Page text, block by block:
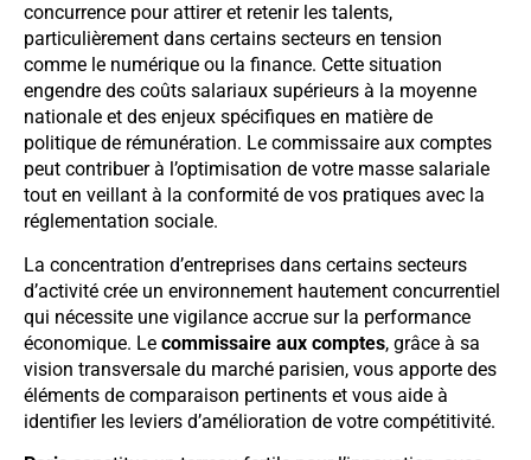
concurrence pour attirer et retenir les talents,
particulièrement dans certains secteurs en tension
comme le numérique ou la finance. Cette situation
engendre des coûts salariaux supérieurs à la moyenne
nationale et des enjeux spécifiques en matière de
politique de rémunération. Le commissaire aux comptes
peut contribuer à l’optimisation de votre masse salariale
tout en veillant à la conformité de vos pratiques avec la
réglementation sociale.
La concentration d’entreprises dans certains secteurs
d’activité crée un environnement hautement concurrentiel
qui nécessite une vigilance accrue sur la performance
économique. Le commissaire aux comptes, grâce à sa
vision transversale du marché parisien, vous apporte des
éléments de comparaison pertinents et vous aide à
identifier les leviers d’amélioration de votre compétitivité.